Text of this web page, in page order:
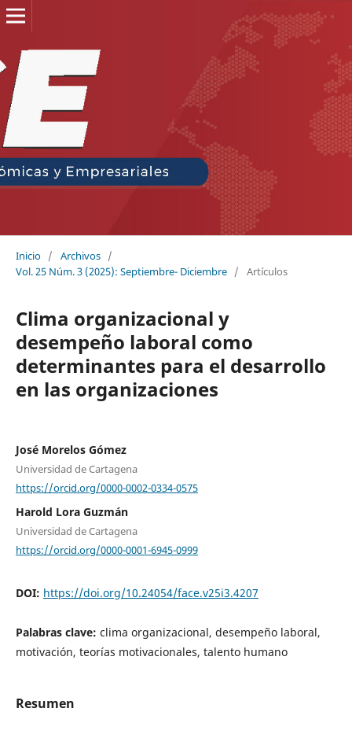
Inicio / Archivos /
Vol. 25 Núm. 3 (2025): Septiembre- Diciembre / Artículos
Clima organizacional y
desempeño laboral como
determinantes para el desarrollo
en las organizaciones
José Morelos Gómez
Universidad de Cartagena
https://orcid.org/0000-0002-0334-0575
Harold Lora Guzmán
Universidad de Cartagena
https://orcid.org/0000-0001-6945-0999
DOI: https://doi.org/10.24054/face.v25i3.4207
Palabras clave: clima organizacional, desempeño laboral,
motivación, teorías motivacionales, talento humano
Resumen